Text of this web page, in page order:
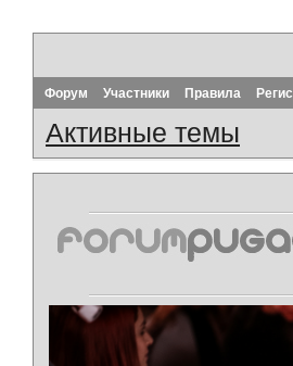
Форум Участники Правила
Активные темы